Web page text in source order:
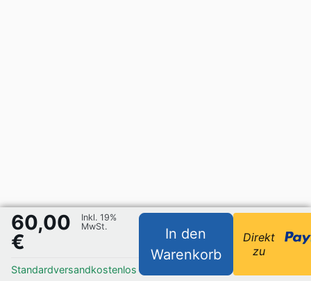
60,00
€
Inkl. 19%
MwSt.
Standardversandkostenlos
In den
Warenkorb
Direkt
zu